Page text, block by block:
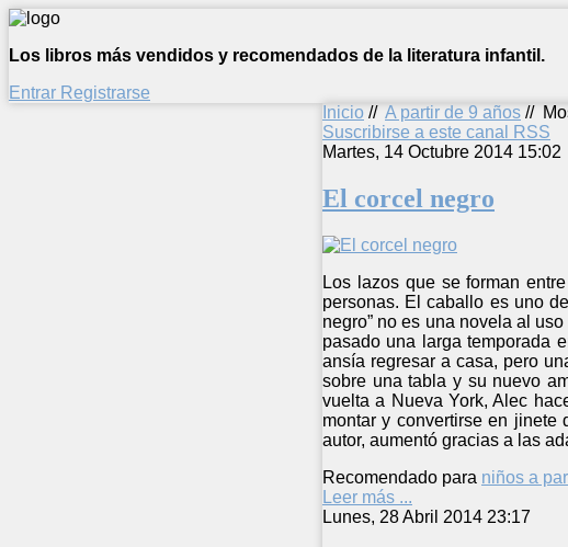
Los libros más vendidos y recomendados de la literatura infantil.
Entrar Registrarse
Inicio // A partir de 9 años //
Suscribirse a este canal RSS
Martes, 14 Octubre 2014 15:02
El corcel negro
Los lazos que se forman
personas. El caballo es uno
negro” no es una novela al
pasado una larga temporada
ansía regresar a casa, pero
sobre una tabla y su nuevo
vuelta a Nueva York, Alec
montar y convertirse en jinete
autor, aumentó gracias a las
Recomendado para niños a
Leer más ...
Lunes, 28 Abril 2014 23:17